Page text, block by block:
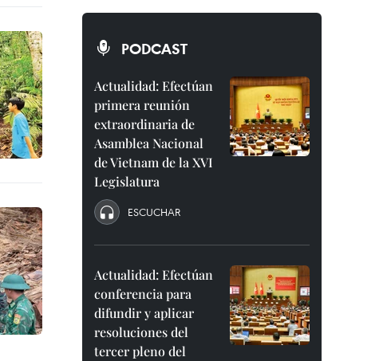
PODCAST
Actualidad: Efectúan
primera reunión
extraordinaria de
Asamblea Nacional
de Vietnam de la XVI
Legislatura
ESCUCHAR
Actualidad: Efectúan
conferencia para
difundir y aplicar
resoluciones del
tercer pleno del